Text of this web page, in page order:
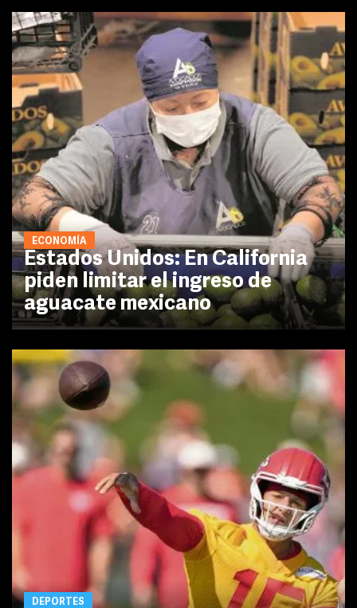
ECONOMÍA
Estados Unidos: En California
piden limitar el ingreso de
aguacate mexicano
DEPORTES